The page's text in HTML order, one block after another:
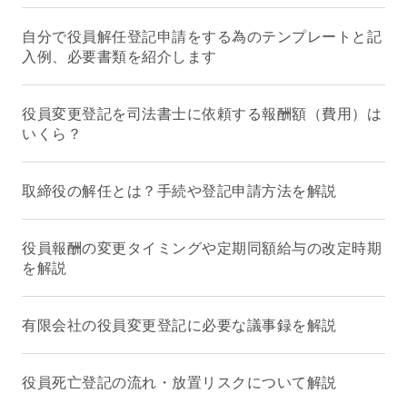
自分で役員解任登記申請をする為のテンプレートと記
入例、必要書類を紹介します
役員変更登記を司法書士に依頼する報酬額（費用）は
いくら？
取締役の解任とは？手続や登記申請方法を解説
役員報酬の変更タイミングや定期同額給与の改定時期
を解説
有限会社の役員変更登記に必要な議事録を解説
役員死亡登記の流れ・放置リスクについて解説